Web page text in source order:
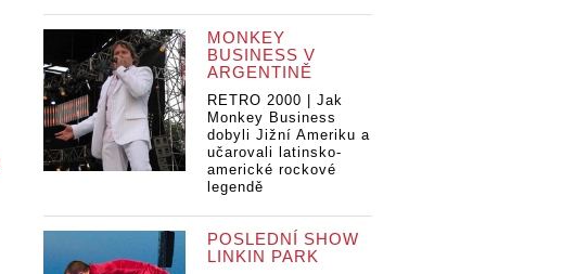
MONKEY
BUSINESS V
ARGENTINĚ
RETRO 2000 | Jak
Monkey Business
dobyli Jižní Ameriku a
učarovali latinsko-
americké rockové
legendě
POSLEDNÍ SHOW
LINKIN PARK